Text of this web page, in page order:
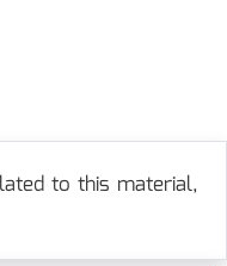
to this material,